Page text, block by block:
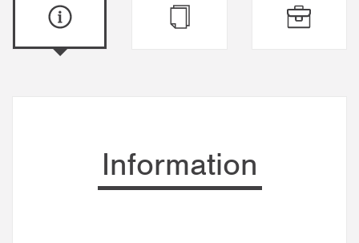
Information